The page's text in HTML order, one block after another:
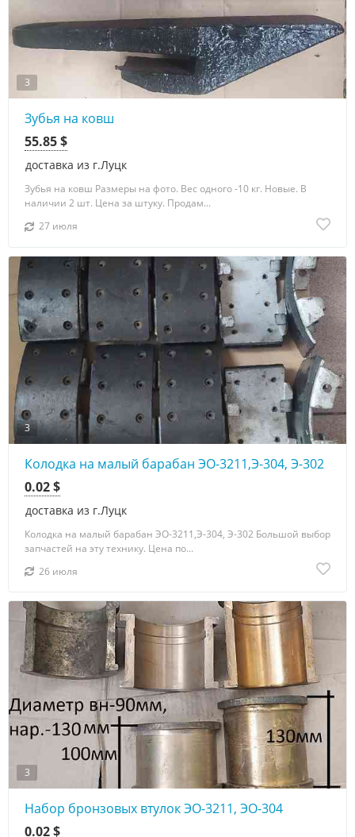
3
Зубья на ковш
доставка из г.Луцк
55.85 $
Зубья на ковш Размеры на фото. Вес одного -10 кг. Новые. В
наличии 2 шт. Цена за штуку. Продам...
27 июля
3
Колодка на малый барабан ЭО-3211,Э-304, Э-302
доставка из г.Луцк
0.02 $
Колодка на малый барабан ЭО-3211,Э-304, Э-302 Большой выбор
запчастей на эту технику. Цена по...
26 июля
3
Набор бронзовых втулок ЭО-3211, ЭО-304
0.02 $